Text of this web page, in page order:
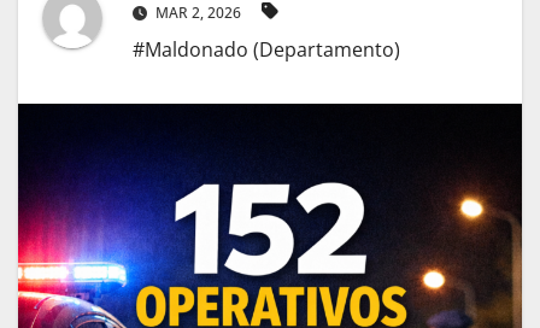
MAR 2, 2026
#Maldonado (Departamento)